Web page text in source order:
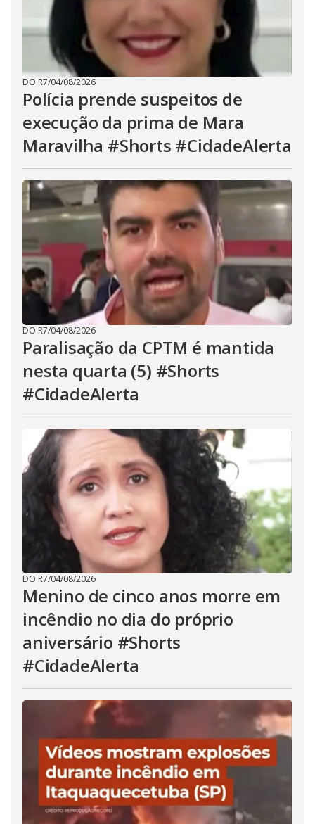
DO R7/04/08/2026
Polícia prende suspeitos de
execução da prima de Mara
Maravilha #Shorts #CidadeAlerta
DO R7/04/08/2026
Paralisação da CPTM é mantida
nesta quarta (5) #Shorts
#CidadeAlerta
DO R7/04/08/2026
Menino de cinco anos morre em
incêndio no dia do próprio
aniversário #Shorts
#CidadeAlerta